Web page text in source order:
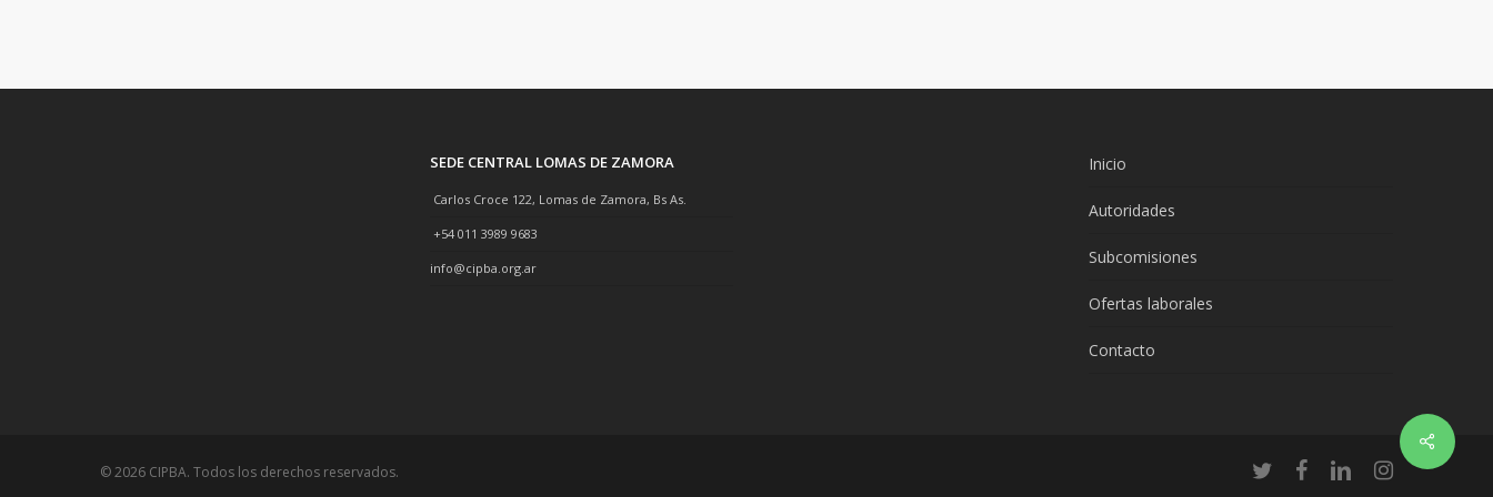
SEDE CENTRAL LOMAS DE ZAMORA
Carlos Croce 122, Lomas de Zamora, Bs As.
+54 011 3989 9683
info@cipba.org.ar
Inicio
Autoridades
Subcomisiones
Ofertas laborales
Contacto
© 2026 CIPBA. Todos los derechos reservados. twitter facebooklinkedininstagram